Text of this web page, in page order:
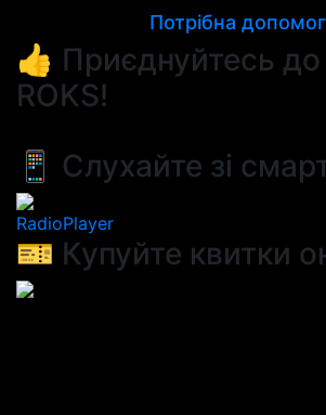
Потрібна
👍 Приєднуйтесь до
ROKS!
📱 Слухайте зі
RadioPlayer
🎫 Купуйте квитки